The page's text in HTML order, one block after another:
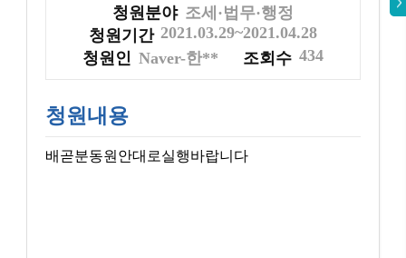
청원분야 조세·법무·행정
청원기간 2021.03.29~2021.04.28
청원인 Naver-한** 조회수 434
청원내용
배곧분동원안대로실행바랍니다